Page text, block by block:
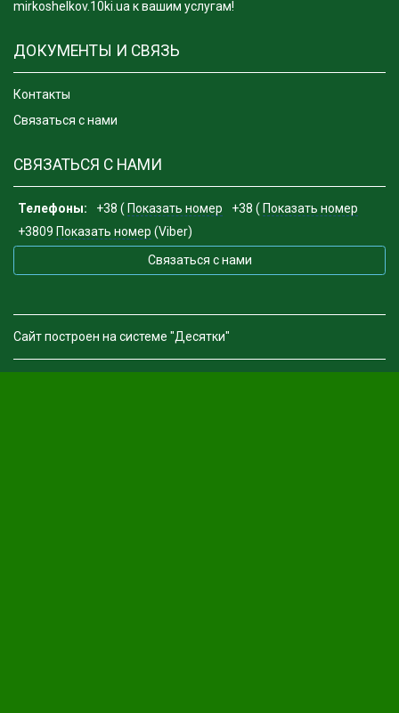
mirkoshelkov.10ki.ua к вашим услугам!
ДОКУМЕНТЫ И СВЯЗЬ
Контакты
Связаться с нами
СВЯЗАТЬСЯ С НАМИ
Телефоны: +38 ( Показать номер +38 ( Показать номер
+3809 Показать номер (Viber)
Связаться с нами
Сайт построен на системе "Десятки"